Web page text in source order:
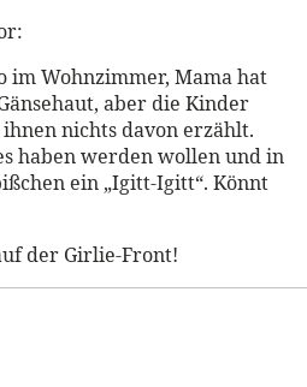
im Wohnzimmer, Mama hat
aber die Kinder
nichts davon erzählt.
haben werden wollen und in
ein „Igitt-Igitt“. Könnt
der Girlie-Front!